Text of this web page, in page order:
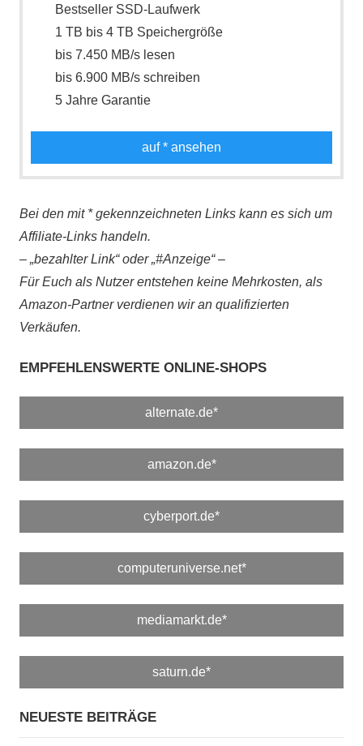
Bestseller SSD-Laufwerk
1 TB bis 4 TB Speichergröße
bis 7.450 MB/s lesen
bis 6.900 MB/s schreiben
5 Jahre Garantie
auf* ansehen
Bei den mit * gekennzeichneten Links kann es sich um
Affiliate-Links handeln.
– „bezahlter Link“ oder „#Anzeige“ –
Für Euch als Nutzer entstehen keine Mehrkosten, als
Amazon-Partner verdienen wir an qualifizierten
Verkäufen.
EMPFEHLENSWERTE ONLINE-SHOPS
alternate.de*
amazon.de*
cyberport.de*
computeruniverse.net*
mediamarkt.de*
saturn.de*
NEUESTE BEITRÄGE